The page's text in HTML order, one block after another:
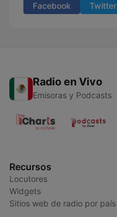
Facebook Twitter
Radio en Vivo
Emisoras y Podcasts
Recursos
Locutores
Widgets
Sitios web de radio por país